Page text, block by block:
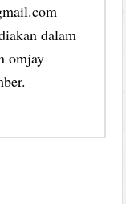
dalam
omjay